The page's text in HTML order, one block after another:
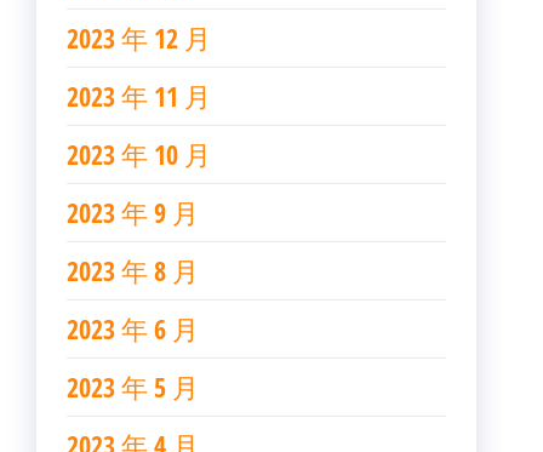
2023 年 12 月
2023 年 11 月
2023 年 10 月
2023 年 9 月
2023 年 8 月
2023 年 6 月
2023 年 5 月
2023 年 4 月